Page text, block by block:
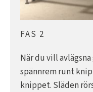
FAS 2
När du vill
spännrem runt
knippet. Släden